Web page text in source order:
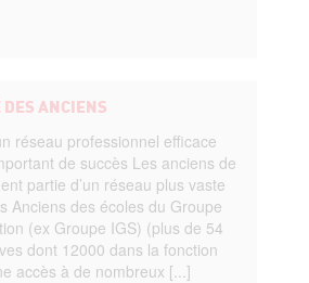
DES ANCIENS
réseau professionnel efficace
de succès Les anciens de
partie d’un réseau plus vaste
Anciens des écoles du Groupe
(ex Groupe IGS) (plus de 54
dont 12000 dans la fonction
accès à de nombreux [...]